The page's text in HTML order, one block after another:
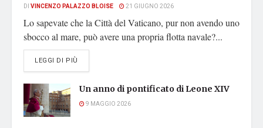
DI VINCENZO PALAZZO BLOISE 21 GIUGNO 2026
Lo sapevate che la Città del Vaticano, pur non avendo uno
sbocco al mare, può avere una propria flotta navale?...
LEGGI DI PIÙ
Un anno di pontificato di Leone XIV
9 MAGGIO 2026